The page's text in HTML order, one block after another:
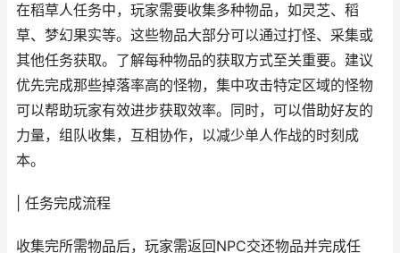
在稻草人任务中，玩家需要收集多种物品，如灵芝、稻
草、梦幻果实等。这些物品大部分可以通过打怪、采集或
其他任务获取。了解每种物品的获取方式至关重要。建议
优先完成那些掉落率高的怪物，集中攻击特定区域的怪物
可以帮助玩家有效进步获取效率。同时，可以借助好友的
力量，组队收集，互相协作，以减少单人作战的时刻成
本。
| 任务完成流程
收集完所需物品后，玩家需返回NPC交还物品并完成任